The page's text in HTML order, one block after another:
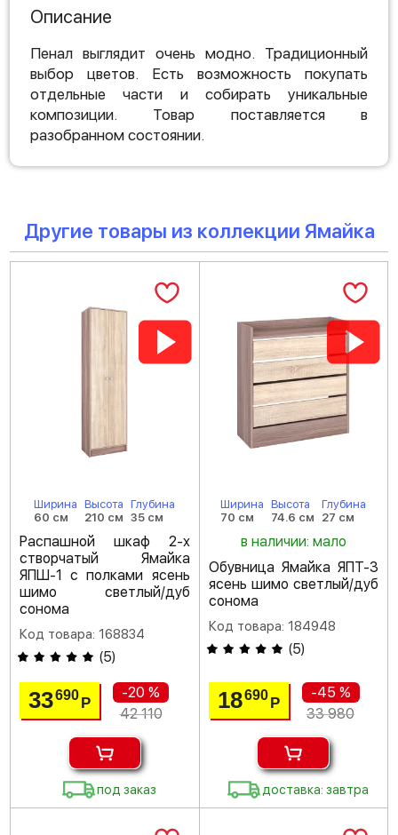
Описание
Пенал выглядит очень модно. Традиционный
выбор цветов. Есть возможность покупать
отдельные части и собирать уникальные
композиции. Товар поставляется в
разобранном состоянии.
Другие товары из коллекции Ямайка
Ширина
60 см
Высота
210 см
Глубина
35 см
Распашной шкаф 2-х
створчатый Ямайка
ЯПШ-1 с полками ясень
шимо светлый/дуб
сонома
Код товара: 168834
(5)
33690Р
-20 %
42 110
под заказ
Ширина
70 см
Высота
74.6 см
Глубина
27 см
в наличии: мало
Обувница Ямайка ЯПТ-3
ясень шимо светлый/дуб
сонома
Код товара: 184948
(5)
18690 Р
-45 %
33 980
доставка: завтра